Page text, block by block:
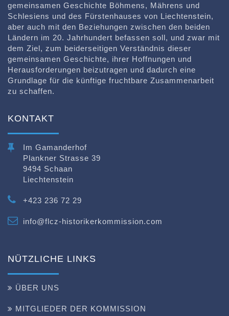
gemeinsamen Geschichte Böhmens, Mährens und
Schlesiens und des Fürstenhauses von Liechtenstein,
aber auch mit den Beziehungen zwischen den beiden
Ländern im 20. Jahrhundert befassen soll, und zwar mit
dem Ziel, zum beiderseitigen Verständnis dieser
gemeinsamen Geschichte, ihrer Hoffnungen und
Herausforderungen beizutragen und dadurch eine
Grundlage für die künftige fruchtbare Zusammenarbeit
zu schaffen.
KONTAKT
Im Gamanderhof
Plankner Strasse 39
9494 Schaan
Liechtenstein
+423 236 72 29
info@flcz-historikerkommission.com
NÜTZLICHE LINKS
ÜBER UNS
MITGLIEDER DER KOMMISSION